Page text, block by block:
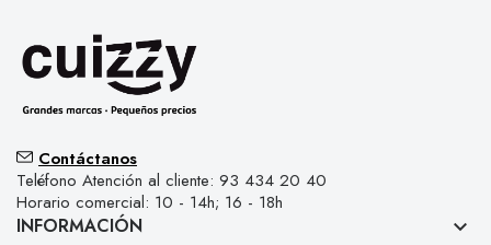
Contáctanos
Teléfono Atención al cliente: 93 434 20 40
Horario comercial: 10 - 14h; 16 - 18h
INFORMACIÓN keyboard_arrow_down